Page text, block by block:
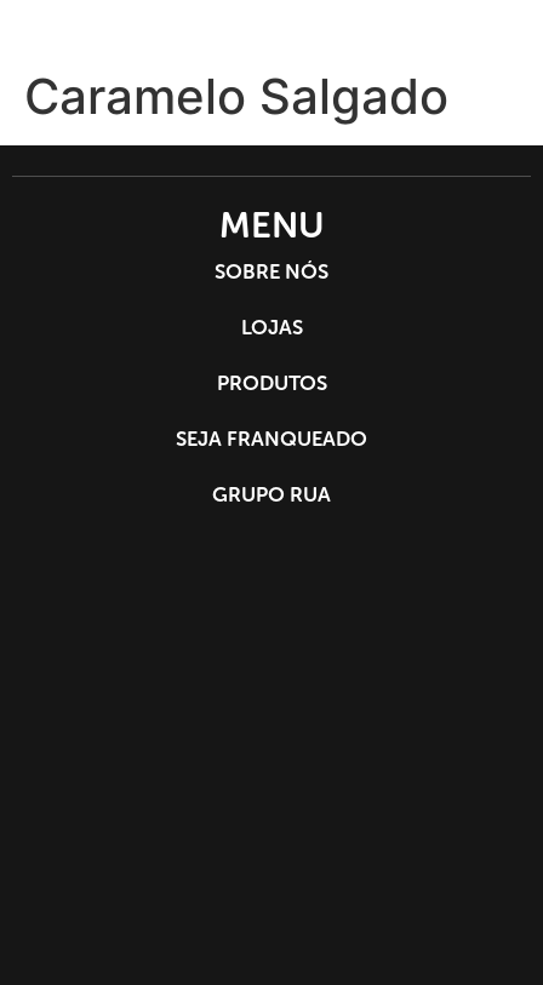
Caramelo Salgado
MENU
SOBRE NÓS
LOJAS
PRODUTOS
SEJA FRANQUEADO
GRUPO RUA